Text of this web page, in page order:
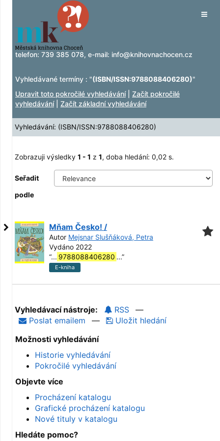
Zobrazuji výsledky1 - 1z
Přeskočit na obsah
telefon: 739 385 078, e-mail: info@knihovnachocen.cz
Vyhledávané termíny : "(ISBN/ISSN:9788088406280)"
Upravit toto pokročilé vyhledávání| Začít pokročilé
vyhledávání| Začít základní vyhledávání
Vyhledávání: (ISBN/ISSN:9788088406280)
Zobrazuji výsledky 1 - 1 z 1, doba hledání: 0,02 s.
Seřadit
podle
Mňam Česko! /
Autor Mejsnar Slušňáková, Petra
Vydáno 2022
“... 9788088406280 ...”
E-kniha
Vyhledávací nástroje: RSS
—
Poslat emailem
—
Uložit hledání
Možnosti vyhledávání
Historie vyhledávání
Pokročilé vyhledávání
Objevte více
Procházení katalogu
Grafické procházení katalogu
Nové tituly v katalogu
Hledáte pomoc?